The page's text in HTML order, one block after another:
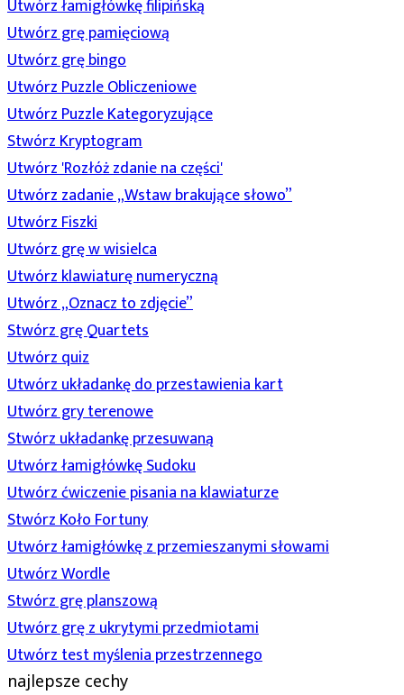
Utwórz łamigłówkę filipińską
Utwórz grę pamięciową
Utwórz grę bingo
Utwórz Puzzle Obliczeniowe
Utwórz Puzzle Kategoryzujące
Stwórz Kryptogram
Utwórz 'Rozłóż zdanie na części'
Utwórz zadanie „Wstaw brakujące słowo”
Utwórz Fiszki
Utwórz grę w wisielca
Utwórz klawiaturę numeryczną
Utwórz „Oznacz to zdjęcie”
Stwórz grę Quartets
Utwórz quiz
Utwórz układankę do przestawienia kart
Utwórz gry terenowe
Stwórz układankę przesuwaną
Utwórz łamigłówkę Sudoku
Utwórz ćwiczenie pisania na klawiaturze
Stwórz Koło Fortuny
Utwórz łamigłówkę z przemieszanymi słowami
Utwórz Wordle
Stwórz grę planszową
Utwórz grę z ukrytymi przedmiotami
Utwórz test myślenia przestrzennego
najlepsze cechy